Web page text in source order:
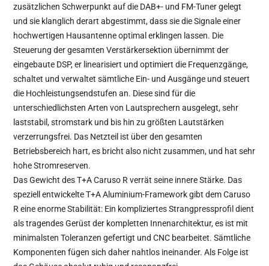
zusätzlichen Schwerpunkt auf die DAB+- und FM-Tuner gelegt
und sie klanglich derart abgestimmt, dass sie die Signale einer
hochwertigen Hausantenne optimal erklingen lassen. Die
Steuerung der gesamten Verstärkersektion übernimmt der
eingebaute DSP, er linearisiert und optimiert die Frequenzgänge,
schaltet und verwaltet sämtliche Ein- und Ausgänge und steuert
die Hochleistungsendstufen an. Diese sind für die
unterschiedlichsten Arten von Lautsprechern ausgelegt, sehr
laststabil, stromstark und bis hin zu größten Lautstärken
verzerrungsfrei. Das Netzteil ist über den gesamten
Betriebsbereich hart, es bricht also nicht zusammen, und hat sehr
hohe Stromreserven.
Das Gewicht des T+A Caruso R verrät seine innere Stärke. Das
speziell entwickelte T+A Aluminium-Framework gibt dem Caruso
R eine enorme Stabilität: Ein kompliziertes Strangpressprofil dient
als tragendes Gerüst der kompletten Innenarchitektur, es ist mit
minimalsten Toleranzen gefertigt und CNC bearbeitet. Sämtliche
Komponenten fügen sich daher nahtlos ineinander. Als Folge ist